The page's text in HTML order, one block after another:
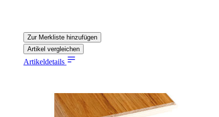
Zur Merkliste hinzufügen
Artikel vergleichen
Artikeldetails